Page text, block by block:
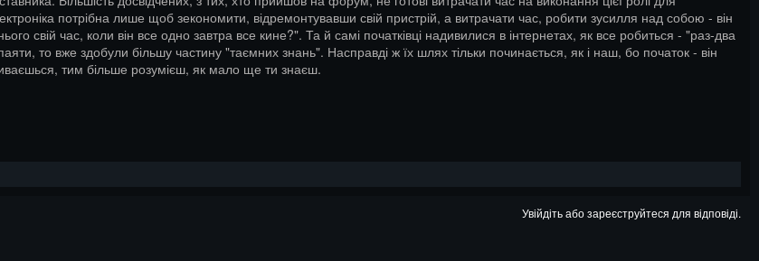
потрібна лише щоб зекономити, відремонтувавши свій пристрій, а витрачати час, робити зусилля над собою - він
свій час, коли він все одно завтра все кине?". Та й самі початківці надивилися в інтернетах, як все робиться - "раз-два
то вже здобули більшу частину "таємних знань". Насправді ж їх шлях тільки починається, як і наш, бо початок - він
тим більше розумієш, як мало ще ти знаєш.
Увійдіть або зареєструйтеся для відповіді.